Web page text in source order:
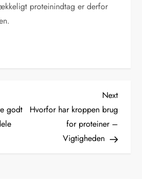
proteinindtag er derfor
godt
Next
Post
Next
Hvorfor har kroppen brug
for proteiner –
Vigtigheden